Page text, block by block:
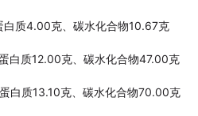
质4.00克、碳水化合物10.67克
白质12.00克、碳水化合物47.00克
白质13.10克、碳水化合物70.00克